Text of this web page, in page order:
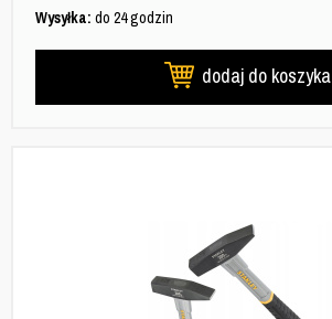
Wysyłka: do 24 godzin
dodaj do koszyka